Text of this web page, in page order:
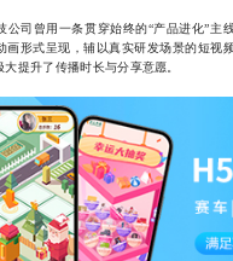
曾用一条贯穿始终的“产品进化”主
画形式呈现，辅以真实研发场景的短视
提升了传播时长与分享意愿。